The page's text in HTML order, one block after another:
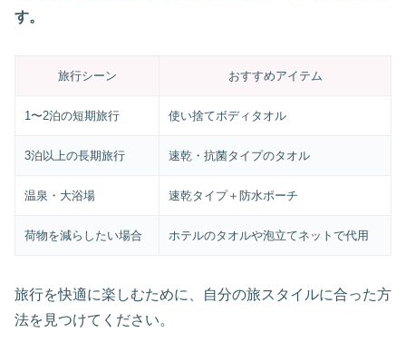
す。
旅行シーン おすすめアイテム
1〜2泊の短期旅行 使い捨てボディタオル
3泊以上の長期旅行 速乾・抗菌タイプのタオル
温泉・大浴場 速乾タイプ＋防水ポーチ
荷物を減らしたい場合 ホテルのタオルや泡立てネットで代用
旅行を快適に楽しむために、自分の旅スタイルに合った方
法を見つけてください。